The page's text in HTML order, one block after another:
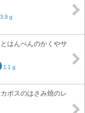
3.9 g
はんぺんのかくやサ
1.1 g
ボスのはさみ焼のレ